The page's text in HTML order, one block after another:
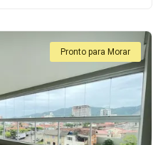
Pronto para Morar